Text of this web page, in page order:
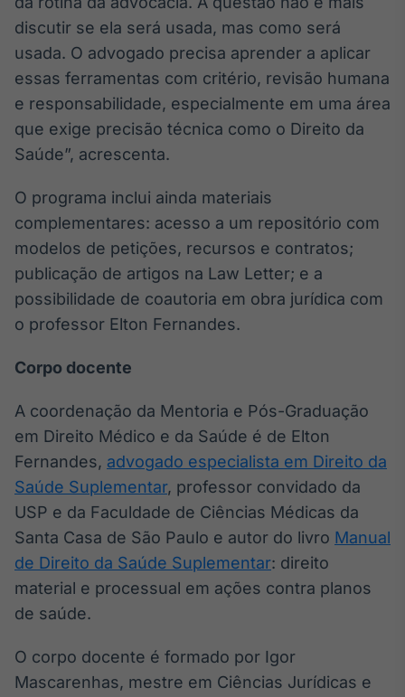
discutir se ela será usada, mas como será
usada. O advogado precisa aprender a aplicar
essas ferramentas com critério, revisão humana
e responsabilidade, especialmente em uma área
que exige precisão técnica como o Direito da
Saúde”, acrescenta.
O programa inclui ainda materiais
complementares: acesso a um repositório com
modelos de petições, recursos e contratos;
publicação de artigos na Law Letter; e a
possibilidade de coautoria em obra jurídica com
o professor Elton Fernandes.
Corpo docente
A coordenação da Mentoria e Pós-Graduação
em Direito Médico e da Saúde é de Elton
Fernandes, advogado especialista em Direito da
Saúde Suplementar, professor convidado da
USP e da Faculdade de Ciências Médicas da
Santa Casa de São Paulo e autor do livro Manual
de Direito da Saúde Suplementar: direito
material e processual em ações contra planos
de saúde.
O corpo docente é formado por Igor
Mascarenhas, mestre em Ciências Jurídicas e